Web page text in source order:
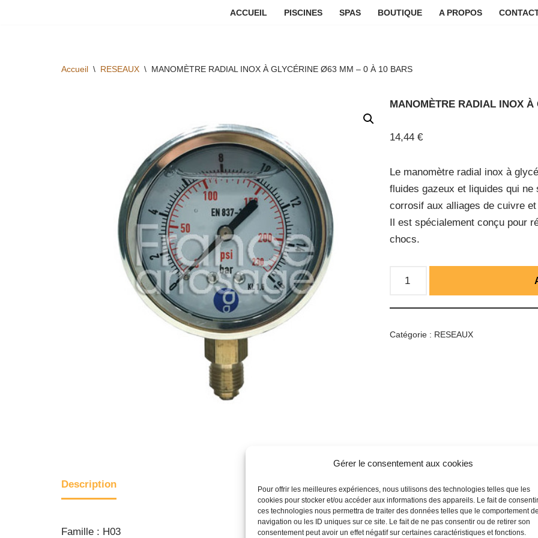
Gérer le consentement aux cookies
Pour offrir les meilleures expériences, nous utilisons des technologies telles que les
cookies pour stocker et/ou accéder aux informations des appareils. Le fait de
ces technologies nous permettra de traiter des données telles que le comportement de
navigation ou les ID uniques sur ce site. Le fait de ne pas consentir ou de retirer son
consentement peut avoir un effet négatif sur certaines caractéristiques et fonctions.
ACCUEIL PISCINES SPAS BOUTIQUE A PROPOS
Accueil \ RESEAUX \ MANOMÈTRE RADIAL INOX À GLYCÉRINE Ø63 MM – 0 À 10 BARS
MANOMÈTRE RADIAL INOX
14,44€
Le manomètre radial inox à
fluides gazeux et liquides qui
corrosif aux alliages de cuivre et
Il est spécialement conçu pour
chocs.
Catégorie : RESEAUX
Description
Famille : H03